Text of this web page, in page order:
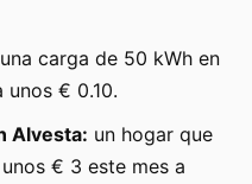
una carga de 50 kWh en
unos € 0.10.
Alvesta: un hogar que
€ 3 este mes a